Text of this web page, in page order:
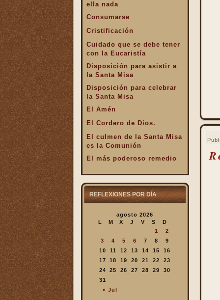
ella nada
Consumarse
Cristificación
Cuidado que se debe tener
con la Eucaristía
Disposición para asistir a
la Santa Misa
Disposición para celebrar
la Santa Misa
El Amén
El Cordero de Dios.
El culmen de la Santa Misa
es la Comunión
El más poderoso remedio
El Pan de la Palabra y el
El Pan nuestro de cada día.
El valor infinto de la Santa
En la Santa Misa Dios nos
da todo
En la Santa Misa la Iglesia
se ofrece a sí misma
En la Santa Misa recibimos
REFLEXIONES POR DÍA
agosto 2026
L
M X J V S D
« Jul
1
2
3
4 5 6 7 8
9
10
11 12 13 14 15
16
17
18 19 20 21 22
23
24
25 26 27 28 29
30
31